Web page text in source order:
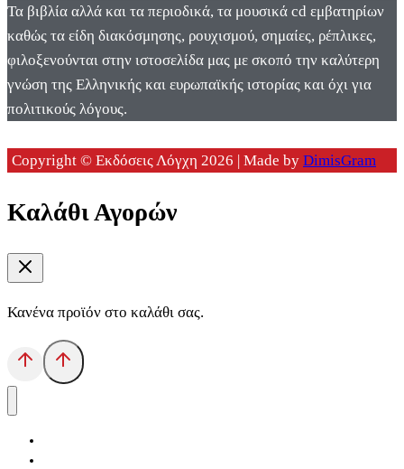
Τα βιβλία αλλά και τα περιοδικά, τα μουσικά cd εμβατηρίων
καθώς τα είδη διακόσμησης, ρουχισμού, σημαίες, ρέπλικες,
φιλοξενούνται στην ιστοσελίδα μας με σκοπό την καλύτερη
γνώση της Ελληνικής και ευρωπαϊκής ιστορίας και όχι για
πολιτικούς λόγους.
Copyright © Εκδόσεις Λόγχη 2026 | Made by DimisGram
Καλάθι Αγορών
Κανένα προϊόν στο καλάθι σας.